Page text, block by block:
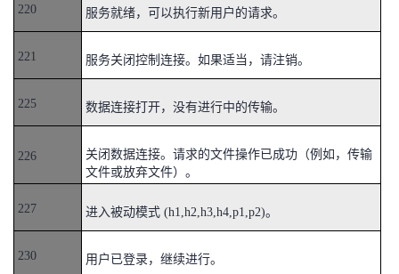
学
堂
我
课
程
的
认
我
的
我
持
我
技
术
的
云
220 服务就绪，可以执行新用户的请求。
221 服务关闭控制连接。如果适当，请注销。
225 数据连接打开，没有进行中的传输。
226
关闭数据连接。请求的文件操作已成功（例如，传输
文件或放弃文件）。
227 进入被动模式 (h1,h2,h3,h4,p1,p2)。
230 用户已登录，继续进行。